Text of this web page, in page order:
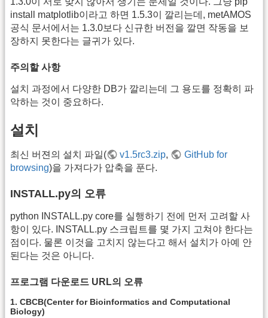
install matplotlib이라고 하면 1.5.3이 깔리는데, metAMOS
공식 문서에서는 1.3.0보다 신규한 버전을 깔면 작동을 보
장하지 못한다는 글귀가 있다.
주의할 사항
설치 과정에서 다양한 DB가 깔리는데 그 용도를 정확히 파
악하는 것이 중요하다.
설치
최신 버젼의 설치 파일( v1.5rc3.zip,
GitHub for
browsing)을 가져다가 압축을 푼다.
INSTALL.py의 오류
python INSTALL.py core를 실행하기 전에 먼저 고려할 사
항이 있다. INSTALL.py 스크립트를 몇 가지 고쳐야 한다는
점이다. 물론 이것을 고치지 않는다고 해서 설치가 아예 안
된다는 것은 아니다.
프로그램 다운로드 URL의 오류
1. CBCB(Center for Bioinformatics and Computational
Biology)